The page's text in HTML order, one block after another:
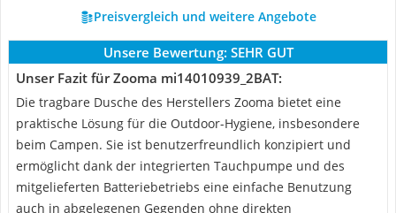
Preisvergleich und weitere Angebote
Unsere Bewertung: SEHR GUT
Unser Fazit für Zooma mi14010939_2BAT:
Die tragbare Dusche des Herstellers Zooma bietet eine
praktische Lösung für die Outdoor-Hygiene, insbesondere
beim Campen. Sie ist benutzerfreundlich konzipiert und
ermöglicht dank der integrierten Tauchpumpe und des
mitgelieferten Batteriebetriebs eine einfache Benutzung
auch in abgelegenen Gegenden ohne direkten